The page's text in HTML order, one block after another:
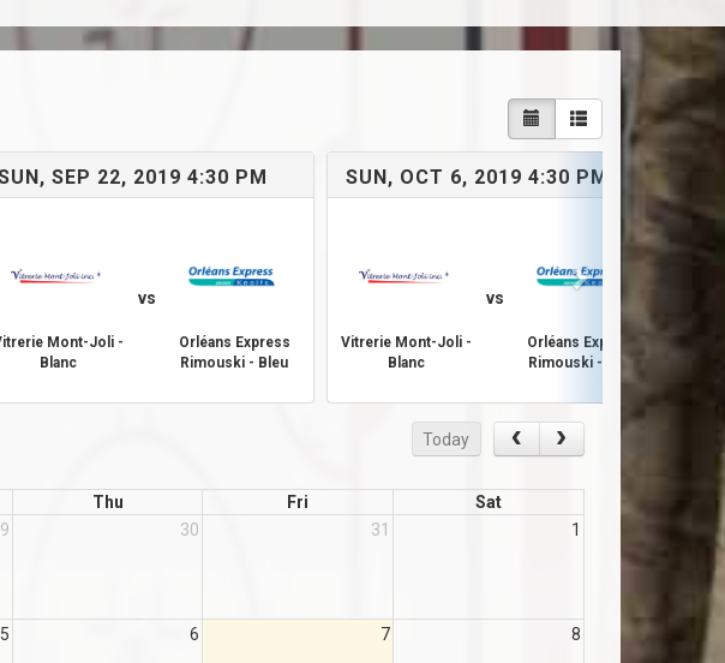
SEP 22, 2019 4:30 PM
Mont-Joli -
Blanc
vs
Orléans Express
Rimouski - Bleu
SUN, OCT 6, 2019 4:30 PM
Vitrerie Mont-Joli -
Blanc
vs
Orléans Express
Rimouski - Bleu
Today
Thu Fri
Sat
30 31 1
5 6 7 8